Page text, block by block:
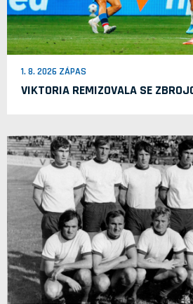
1. 8. 2026 ZÁPAS
VIKTORIA REMIZOVALA SE